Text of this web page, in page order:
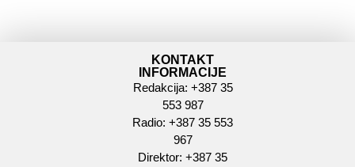
KONTAKT
INFORMACIJE
Redakcija: +387 35
553 987
Radio: +387 35 553
967
Direktor: +387 35